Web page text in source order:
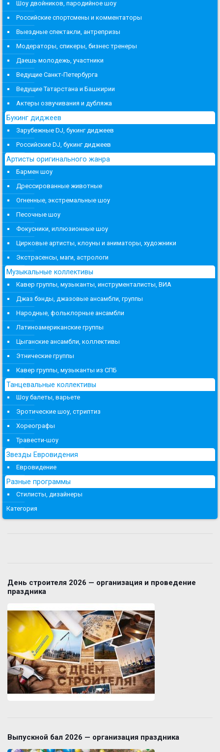
Шоу двойников, пародийное шоу
Российские спортсмены и комментаторы
Выездные спектакли, антрепризы
Модераторы, спикеры, бизнес тренеры
Даешь молодежь, участники
Ведущие Санкт-Петербурга
Ведущие Татарстана и Башкирии
Актеры озвучивания и дубляжа
Букинг диджеев
Зарубежные DJ, букинг диджеев
Российские DJ, букинг диджеев
Артисты оригинального жанра
Бармен шоу
Дрессированные животные
Огненные, экстремальные шоу
Песочные шоу
Фокусники, иллюзионные шоу
Цирковые артисты, клоуны и аниматоры, художники
Экстрасенсы, маги, астрологи
Музыкальные коллективы
Кавер группы, музыканты, инструменталисты, ВИА
Джаз бэнды, джазовые ансамбли, группы
Народные, фольклорные ансамбли
Латиноамериканские группы
Цыганские ансамбли, коллективы
Этнические группы
Кавер группы, музыканты из СПБ
Танцевальные коллективы
Шоу балеты, варьете
Эротические шоу, стриптиз
Хореографы
Травести-шоу
Звезды Евровидения
Евровидение
Разные программы
Стилисты, дизайнеры
Категория
День строителя 2026 — организация и проведение
праздника
Выпускной бал 2026 — организация праздника